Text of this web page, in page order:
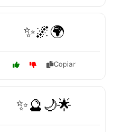
✨🌌🌍
Copiar
✨🔮🌙🌟